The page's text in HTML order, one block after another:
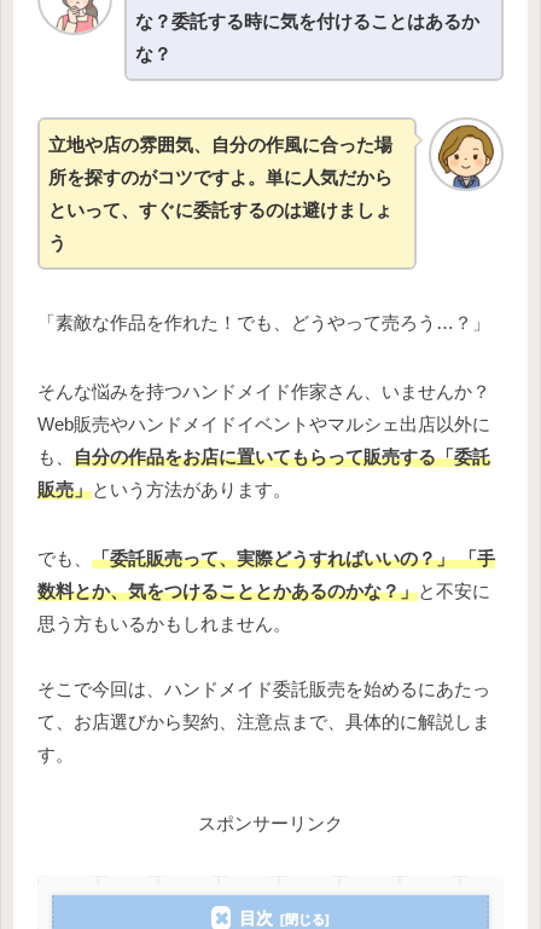
な？委託する時に気を付けることはあるか
な？
立地や店の雰囲気、自分の作風に合った場
所を探すのがコツですよ。単に人気だから
といって、すぐに委託するのは避けましょ
う
「素敵な作品を作れた！でも、どうやって売ろう…？」
そんな悩みを持つハンドメイド作家さん、いませんか？
Web販売やハンドメイドイベントやマルシェ出店以外に
も、 自分の作品をお店に置いてもらって販売する「委託
販売」という方法があります。
でも、 「委託販売って、実際どうすればいいの？」 「手
数料とか、気をつけることとかあるのかな？」と不安に
思う方もいるかもしれません。
そこで今回は、ハンドメイド委託販売を始めるにあたっ
て、お店選びから契約、注意点まで、具体的に解説しま
す。
スポンサーリンク
目次